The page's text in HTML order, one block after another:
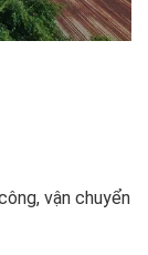
vận chuyển